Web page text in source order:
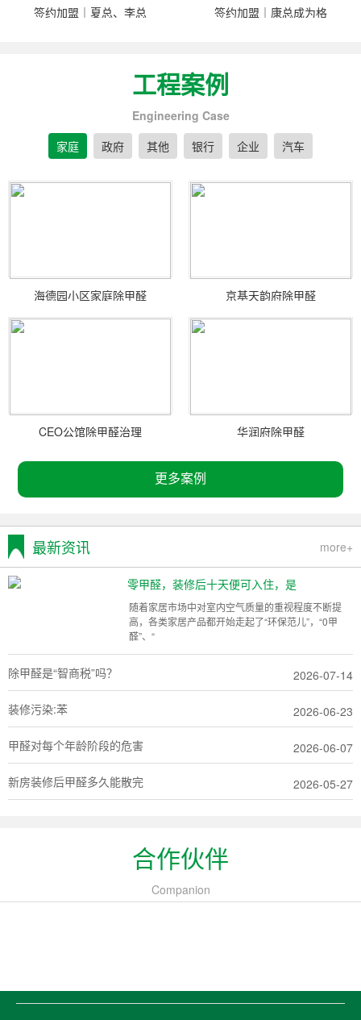
签约加盟｜夏总、李总 签约加盟｜康总成为格
工程案例
Engineering Case
家庭
政府 其他 银行 企业 汽车
海德园小区家庭除甲醛 京基天韵府除甲醛
CEO公馆除甲醛治理 华润府除甲醛
更多案例
最新资讯 more+
零甲醛，装修后十天便可入住，是
随着家居市场中对室内空气质量的重视程度不断提
高，各类家居产品都开始走起了“环保范儿”，“0甲
醛”、“
除甲醛是“智商税”吗？ 2026-07-14
装修污染:苯 2026-06-23
甲醛对每个年龄阶段的危害 2026-06-07
新房装修后甲醛多久能散完 2026-05-27
合作伙伴
Companion